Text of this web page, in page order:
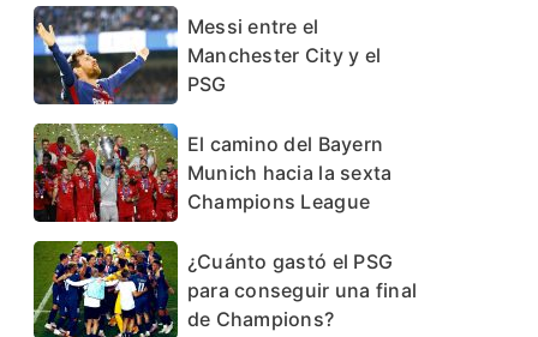
Messi entre el
Manchester City y el
PSG
El camino del Bayern
Munich hacia la sexta
Champions League
¿Cuánto gastó el PSG
para conseguir una final
de Champions?